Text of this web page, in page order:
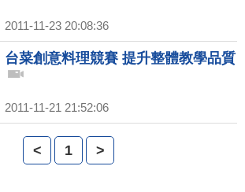
2011-11-23 20:08:36
台菜創意料理競賽 提升整體教學品質
2011-11-21 21:52:06
< 1 >